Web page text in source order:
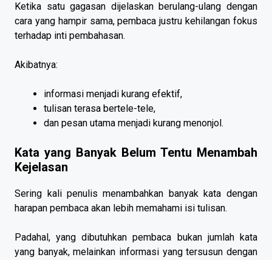
Ketika satu gagasan dijelaskan berulang-ulang dengan
cara yang hampir sama, pembaca justru kehilangan fokus
terhadap inti pembahasan.
Akibatnya:
informasi menjadi kurang efektif,
tulisan terasa bertele-tele,
dan pesan utama menjadi kurang menonjol.
Kata yang Banyak Belum Tentu Menambah
Kejelasan
Sering kali penulis menambahkan banyak kata dengan
harapan pembaca akan lebih memahami isi tulisan.
Padahal, yang dibutuhkan pembaca bukan jumlah kata
yang banyak, melainkan informasi yang tersusun dengan